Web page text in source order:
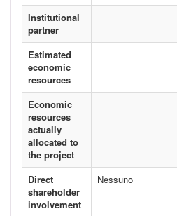
Institutional
partner
Estimated
economic
resources
Economic
resources
actually
allocated to
the project
Direct
shareholder
involvement
Nessuno